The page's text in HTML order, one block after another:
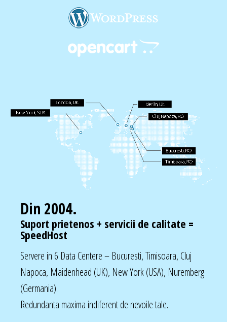
Din 2004.
Suport prietenos + servicii de calitate =
SpeedHost
Servere in 6 Data Centere – Bucuresti, Timisoara, Cluj
Napoca, Maidenhead (UK), New York (USA), Nuremberg
(Germania).
Redundanta maxima indiferent de nevoile tale.